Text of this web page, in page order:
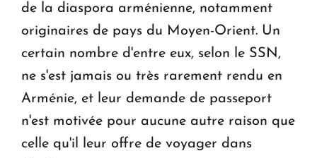
de la diaspora arménienne, notamment
originaires de pays du Moyen-Orient. Un
certain nombre d'entre eux, selon le SSN,
ne s'est jamais ou très rarement rendu en
Arménie, et leur demande de passeport
n'est motivée pour aucune autre raison que
celle qu'il leur offre de voyager dans